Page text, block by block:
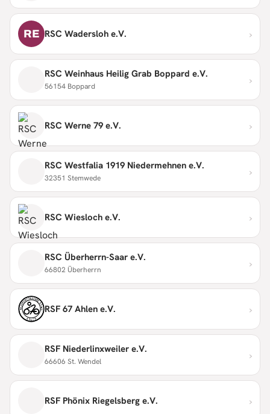
RE RSC Wadersloh e.V. ›
RSC Weinhaus Heilig Grab Boppard e.V.
56154 Boppard ›
RSC Werne 79 e.V. ›
RSC Westfalia 1919 Niedermehnen e.V.
32351 Stemwede ›
RSC Wiesloch e.V. ›
RSC Überherrn-Saar e.V.
66802 Überherrn ›
RSF 67 Ahlen e.V. ›
RSF Niederlinxweiler e.V.
66606 St. Wendel ›
RSF Phönix Riegelsberg e.V. ›